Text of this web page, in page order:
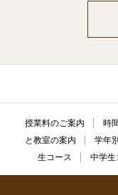
授業料のご案内 時
と教室の案内
学年
生コース
中学生